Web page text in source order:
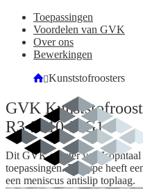
Toepassingen
Voordelen van GVK
Over ons
Bewerkingen
Kunststofroosters
GVK
R3-2010-MG1
Dit GVK rooster van Isophtaal
toepassingen. Dit type heeft
een meniscus antislip toplaag.